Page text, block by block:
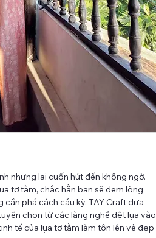
nhưng lại cuốn hút đến không ngờ.
tơ tằm, chắc hẳn bạn sẽ đem lòng
phá cách cầu kỳ, TAY Craft đưa
chọn từ các làng nghề dệt lụa vào
tế của lụa tơ tằm làm tôn lên vẻ đẹp